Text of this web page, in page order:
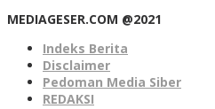
MEDIAGESER.COM @2021
Indeks Berita
Disclaimer
Pedoman Media Siber
REDAKSI